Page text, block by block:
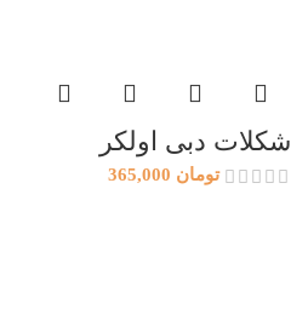
شکلات دبی اولکر
تومان